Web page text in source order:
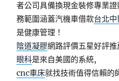
者公司具備換現金裝修專業
務範圍涵蓋汽機車借款台北
是健康管理！
陰道凝膠網路評價五星好評推
眼科是來自美國的系統,
cnc車床就找技術值得信賴的